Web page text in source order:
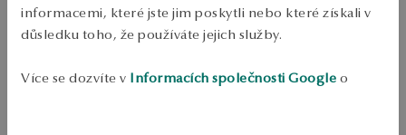
informacemi, které jste jim poskytli nebo které získali v
důsledku toho, že používáte jejich služby.
Více se dozvíte v Informacích společnosti Google o
Odeslání:1pracovní dny
Doprava zdarma od 1700 Kč